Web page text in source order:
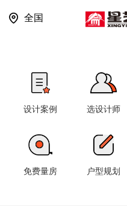
全国
设计案例 选设计师
免费量房 户型规划